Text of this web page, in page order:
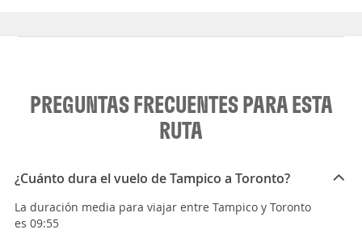
PREGUNTAS FRECUENTES PARA ESTA
RUTA
¿Cuánto dura el vuelo de Tampico a Toronto?
La duración media para viajar entre Tampico y Toronto
es 09:55